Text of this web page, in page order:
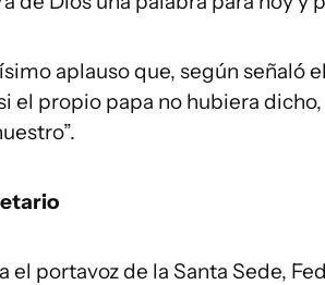
aplauso que, según señaló
el propio papa no hubiera
el portavoz de la Santa Sede,